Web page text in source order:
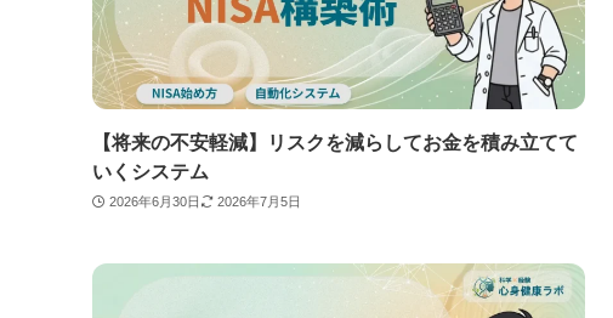
【将来の不安軽減】リスクを減らしてお金を積み立てて
いくシステム
2026年6月30日 2026年7月5日